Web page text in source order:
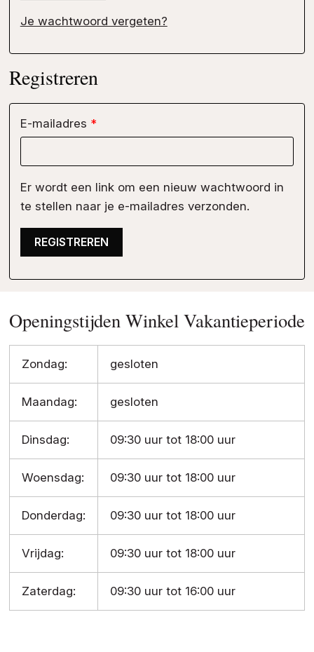
Je wachtwoord vergeten?
Registreren
E-mailadres *Vereist
Er wordt een link om een nieuw wachtwoord in
te stellen naar je e-mailadres verzonden.
REGISTREREN
Openingstijden Winkel Vakantieperiode
Zondag: gesloten
Maandag: gesloten
Dinsdag: 09:30 uur tot 18:00 uur
Woensdag: 09:30 uur tot 18:00 uur
Donderdag: 09:30 uur tot 18:00 uur
Vrijdag: 09:30 uur tot 18:00 uur
Zaterdag: 09:30 uur tot 16:00 uur